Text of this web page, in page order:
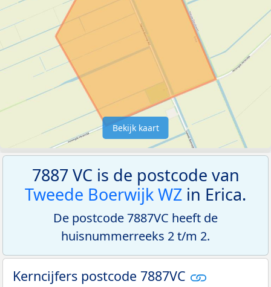
Bekijk kaart
7887 VC is de postcode van
Tweede Boerwijk WZ in Erica.
De postcode 7887VC heeft de
huisnummerreeks 2 t/m 2.
Kerncijfers postcode 7887VC